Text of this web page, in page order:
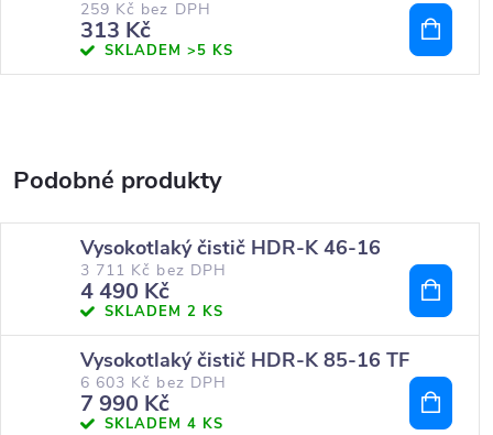
259 Kč bez DPH
313 Kč
SKLADEM >5 KS
Vysokotlaký čistič HDR-K 46-16
3 711 Kč bez DPH
4 490 Kč
SKLADEM 2 KS
Vysokotlaký čistič HDR-K 85-16 TF
6 603 Kč bez DPH
7 990 Kč
SKLADEM 4 KS